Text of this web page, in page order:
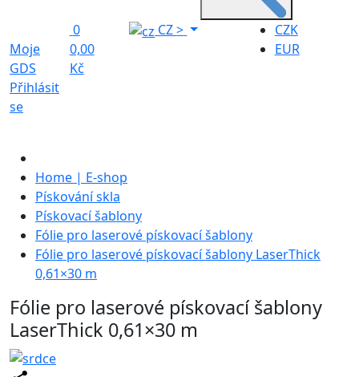
Moje
GDS
Přihlásit
se
0
0,00
Kč
CZ>
CZK
EUR
Home | E-shop
Pískování skla
Pískovací šablony
Fólie pro laserové pískovací šablony
Fólie pro laserové pískovací šablony LaserThick
0,61×30 m
Fólie pro laserové pískovací šablony
LaserThick 0,61×30 m